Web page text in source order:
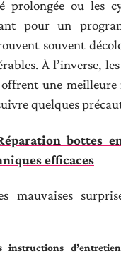
prolongée ou les
pour un
souvent
À l’inverse,
une meilleure
quelques
bottes
efficaces
mauvaises
instructions d’entretien